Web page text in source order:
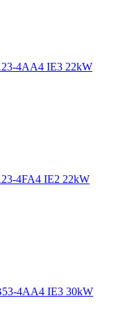
4AA4 IE3 22kW
4FA4 IE2 22kW
4AA4 IE3 30kW